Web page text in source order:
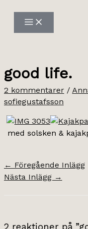
innehåll
good life.
2 kommentarer /
sofiegustafsson
med solsken &
← Föregående Inlägg
Nästa Inlägg →